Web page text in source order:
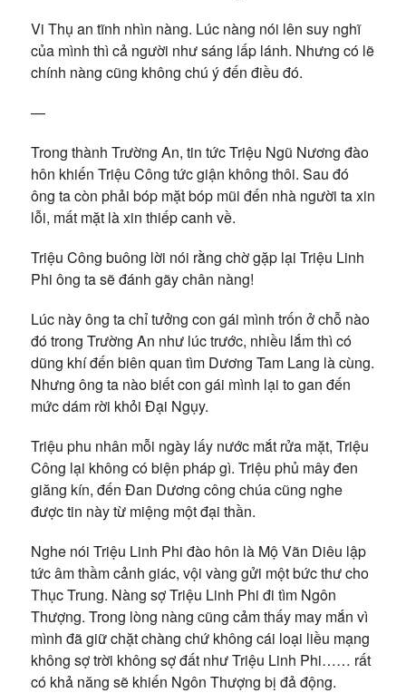
Vi Thụ an tĩnh nhìn nàng. Lúc nàng nói lên suy nghĩ
của mình thì cả người như sáng lấp lánh. Nhưng có lẽ
chính nàng cũng không chú ý đến điều đó.
—
Trong thành Trường An, tin tức Triệu Ngũ Nương đào
hôn khiến Triệu Công tức giận không thôi. Sau đó
ông ta còn phải bóp mặt bóp mũi đến nhà người ta xin
lỗi, mất mặt là xin thiếp canh về.
Triệu Công buông lời nói rằng chờ gặp lại Triệu Linh
Phi ông ta sẽ đánh gãy chân nàng!
Lúc này ông ta chỉ tưởng con gái mình trốn ở chỗ nào
đó trong Trường An như lúc trước, nhiều lắm thì có
dũng khí đến biên quan tìm Dương Tam Lang là cùng.
Nhưng ông ta nào biết con gái mình lại to gan đến
mức dám rời khỏi Đại Ngụy.
Triệu phu nhân mỗi ngày lấy nước mắt rửa mặt, Triệu
Công lại không có biện pháp gì. Triệu phủ mây đen
giăng kín, đến Đan Dương công chúa cũng nghe
được tin này từ miệng một đại thần.
Nghe nói Triệu Linh Phi đào hôn là Mộ Vãn Diêu lập
tức âm thầm cảnh giác, vội vàng gửi một bức thư cho
Thục Trung. Nàng sợ Triệu Linh Phi đi tìm Ngôn
Thượng. Trong lòng nàng cũng cảm thấy may mắn vì
mình đã giữ chặt chàng chứ không cái loại liều mạng
không sợ trời không sợ đất như Triệu Linh Phi…… rất
có khả năng sẽ khiến Ngôn Thượng bị đả động.